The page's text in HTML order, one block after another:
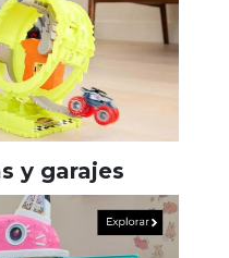
y garajes